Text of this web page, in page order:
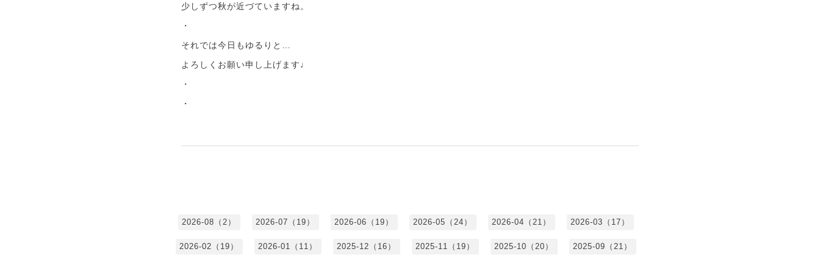
少しずつ秋が近づていますね。
・
それでは今日もゆるりと…
よろしくお願い申し上げます♩
・
・
2026-08（2） 2026-07（19） 2026-06（19） 2026-05（24） 2026-04（21） 2026-03（17）
2026-02（19） 2026-01（11） 2025-12（16） 2025-11（19） 2025-10（20） 2025-09（21）